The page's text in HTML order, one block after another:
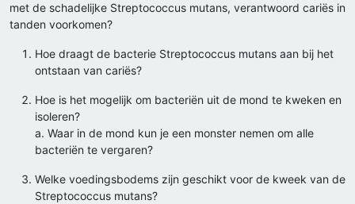
met de schadelijke Streptococcus mutans, verantwoord cariës in
tanden voorkomen?
Hoe draagt de bacterie Streptococcus mutans aan bij het
ontstaan van cariës?
Hoe is het mogelijk om bacteriën uit de mond te kweken en
isoleren?
a. Waar in de mond kun je een monster nemen om alle
bacteriën te vergaren?
Welke voedingsbodems zijn geschikt voor de kweek van de
Streptococcus mutans?